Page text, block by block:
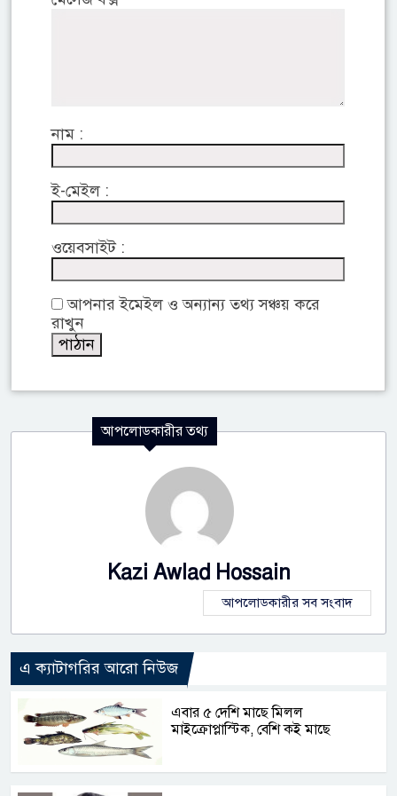
নাম :
ই-মেইল :
ওয়েবসাইট :
আপনার ইমেইল ও অন্যান্য তথ্য সঞ্চয় করে
রাখুন
আপলোডকারীর তথ্য
Kazi Awlad Hossain
আপলোডকারীর সব সংবাদ
এ ক্যাটাগরির আরো নিউজ
এবার ৫ দেশি মাছে মিলল
মাইক্রোপ্লাস্টিক, বেশি কই মাছে